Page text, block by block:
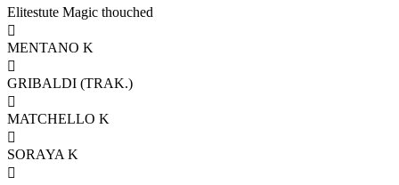
Elitestute Magic thouched

MENTANO K

GRIBALDI (TRAK.)

MATCHELLO K

SORAYA K
